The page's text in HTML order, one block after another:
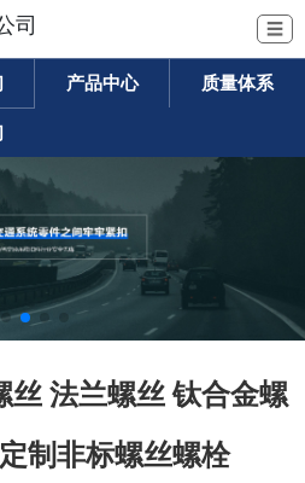
司 ☰
产品中心 质量体系
丝 法兰螺丝 钛合金螺
制非标螺丝螺栓